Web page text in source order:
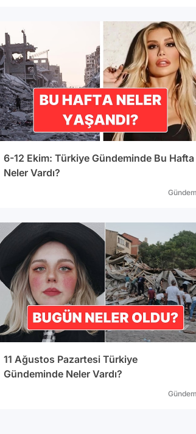
6-12 Ekim: Türkiye Gündeminde Bu Hafta
Neler Vardı?
Gündem
11 Ağustos Pazartesi Türkiye
Gündeminde Neler Vardı?
Gündem